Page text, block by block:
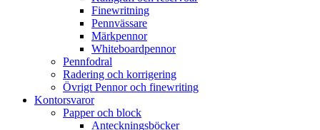
Finewritning
Pennvässare
Märkpennor
Whiteboardpennor
Pennfodral
Radering och korrigering
Övrigt Pennor och finewriting
Kontorsvaror
Papper och block
Anteckningsböcker